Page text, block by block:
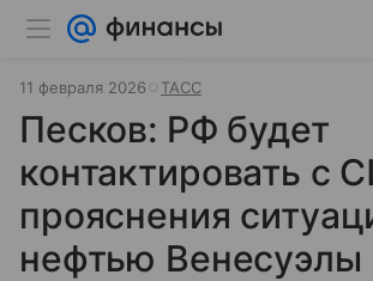
11 февраля 2026 ТАСС
Песков: РФ будет
контактировать с
прояснения
нефтью Венесуэлы